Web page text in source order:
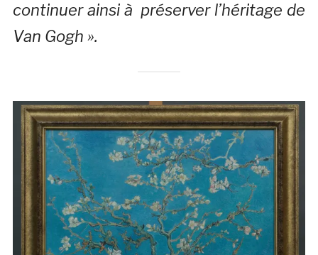
continuer ainsi à préserver l’héritage de
Van Gogh ».